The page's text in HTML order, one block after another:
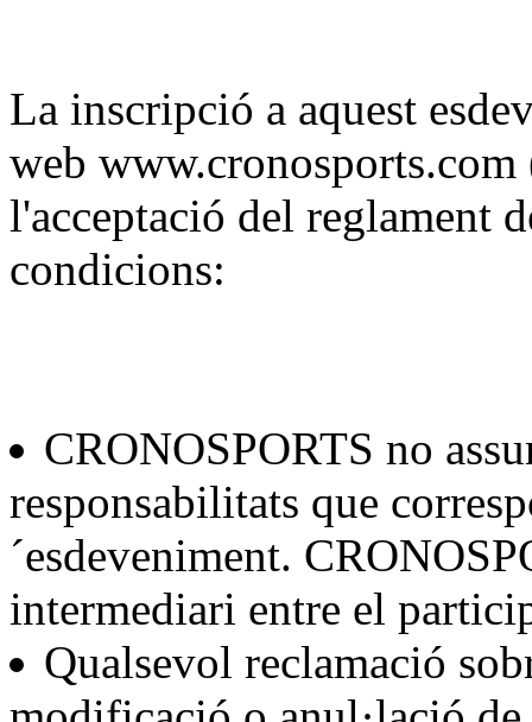
La inscripció a aquest
web
l'acceptació del reglament
condicions:
CRONOSPORTS no
responsabilitats que
´esdeveniment.
intermediari entre el
Qualsevol reclamació